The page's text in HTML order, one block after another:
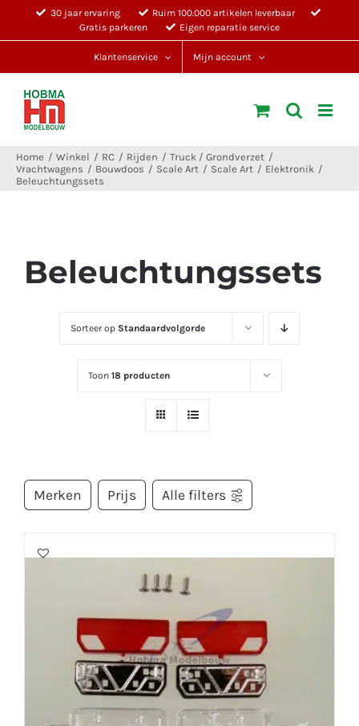
30 jaar ervaring
Ruim 100.000 artikelen leverbaar
Gratis parkeren
Eigen reparatie service
Klantenservice Mijn account
Home Winkel RC Rijden
Truck / Grondverzet
Vrachtwagens
Bouwdoos Scale Art Scale Art
Elektronik
Beleuchtungssets
Beleuchtungssets
Sorteer op Standaardvolgorde
Toon18 producten
Merken Prijs Alle filters